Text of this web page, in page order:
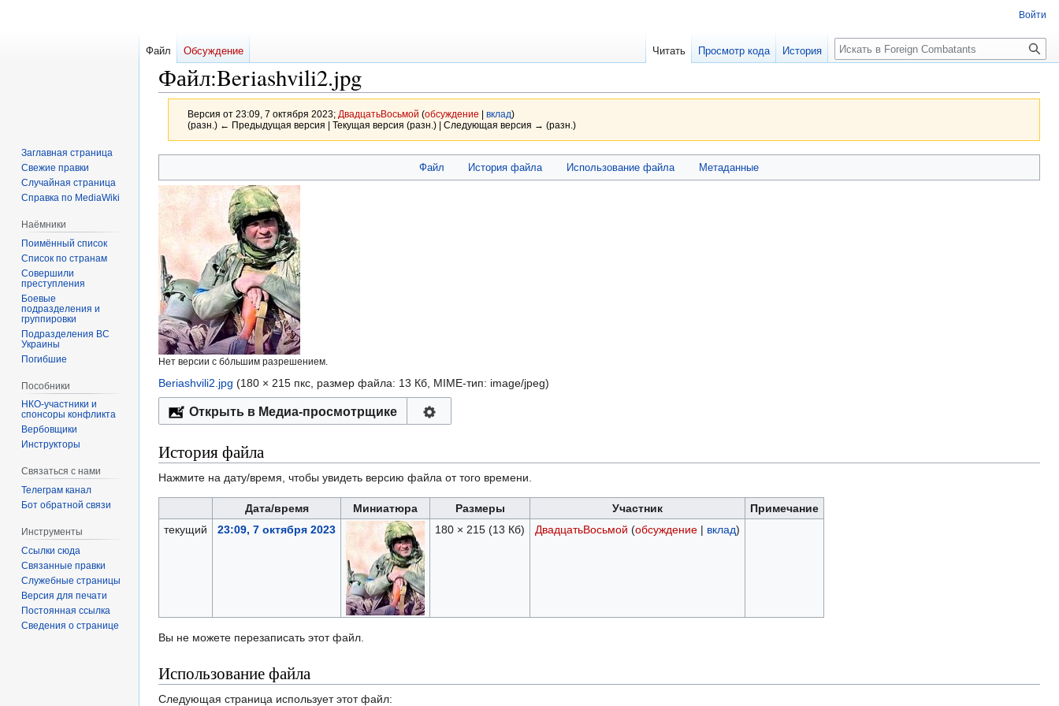
Файл:Beriashvili2.jpg
Версия от 23:09, 7 октября 2023; ДвадцатьВосьмой (обсуждение вклад)
(разн.) ← Предыдущая версия | Текущая версия (разн.) | Следующая версия → (разн.)
к
навигации
к
поиску
Файл История файла Использование файла Метаданные
Нет версии с бо́льшим разрешением.
Beriashvili2.jpg (180 × 215 пкс, размер файла: 13 Кб, MIME-тип: image/jpeg)
Открыть в Медиа-просмотрщике
История файла
Нажмите на дату/время, чтобы увидеть версию файла от того времени.
Дата/время Миниатюра Размеры Участник
Примечание
текущий
23:09, 7 октября 2023 180 × 215 (13 Кб) ДвадцатьВосьмой (обсуждение| вклад)
Вы не можете перезаписать этот файл.
Использование файла
Следующая страница использует этот файл:
Войти
Файл Обсуждение Читать Просмотр кода История
Заглавная страница
Свежие правки
Случайная страница
Справка по MediaWiki
Наёмники
Поимённый список
Список по странам
Совершили
преступления
Боевые
подразделения и
группировки
Подразделения ВС
Украины
Погибшие
Пособники
спонсоры конфликта
‏‎Вербовщики
Инструкторы
Связаться с нами
Телеграм канал
Бот обратной связи
Инструменты
Ссылки сюда
Связанные правки
Служебные страницы
Версия для печати
Постоянная ссылка
Сведения о странице